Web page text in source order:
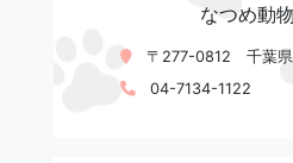
なつめ動
〒277-0812 千葉県
04-7134-1122